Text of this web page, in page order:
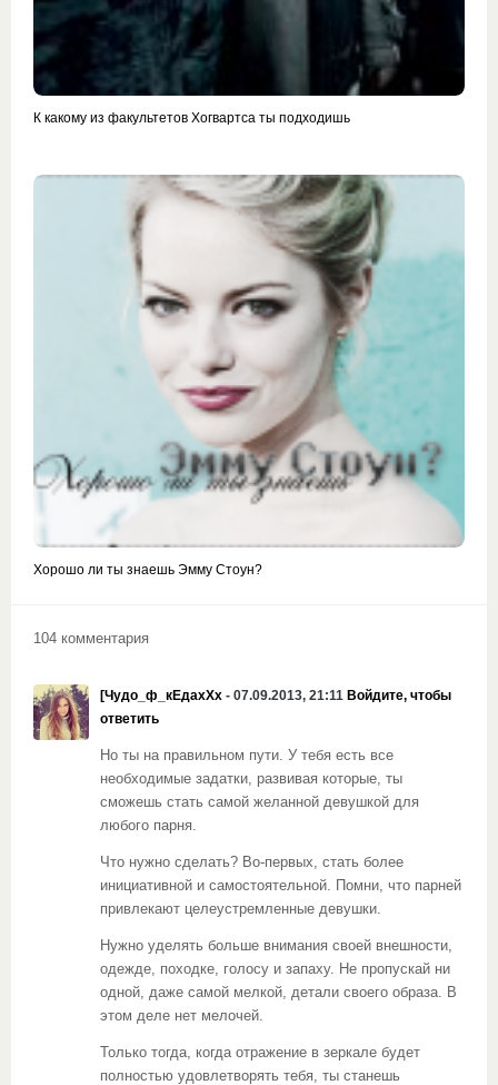
К какому из факультетов Хогвартса ты подходишь
Хорошо ли ты знаешь Эмму Стоун?
104 комментария
[Чудо_ф_кЕдахХх - 07.09.2013, 21:11 Войдите, чтобы
ответить
Но ты на правильном пути. У тебя есть все
необходимые задатки, развивая которые, ты
сможешь стать самой желанной девушкой для
любого парня.
Что нужно сделать? Во-первых, стать более
инициативной и самостоятельной. Помни, что парней
привлекают целеустремленные девушки.
Нужно уделять больше внимания своей внешности,
одежде, походке, голосу и запаху. Не пропускай ни
одной, даже самой мелкой, детали своего образа. В
этом деле нет мелочей.
Только тогда, когда отражение в зеркале будет
полностью удовлетворять тебя, ты станешь